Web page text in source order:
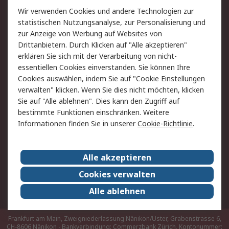
Rücksendungen
Kontakt
Hilfe
Rechtliches
AGB
Datenschutz
Cookie-Richtlinie
Zahlungsbedingungen
Copyright/Impressum
Über RS
Karriere bei RS
Nachhaltigkeit
Qualität/Umwelt/ZertifikatePresse-Center
Event-Center
Frankfurt am Main, Zweigniederlassung Nänikon/Uster, Grabenstrasse 6,
CH-8606 Nänikon - Bankverbindung: Commerzbank Zürich, Kontonummer:
Wir verwenden Cookies und andere Technologien zur
statistischen Nutzungsanalyse, zur Personalisierung und
zur Anzeige von Werbung auf Websites von
Drittanbietern. Durch Klicken auf "Alle akzeptieren"
erklären Sie sich mit der Verarbeitung von nicht-
essentiellen Cookies einverstanden. Sie können Ihre
Cookies auswählen, indem Sie auf "Cookie Einstellungen
verwalten" klicken. Wenn Sie dies nicht möchten, klicken
Sie auf "Alle ablehnen". Dies kann den Zugriff auf
bestimmte Funktionen einschränken. Weitere
Informationen finden Sie in unsererCookie-Richtlinie.
Alle akzeptieren
Cookies verwalten
Alle ablehnen